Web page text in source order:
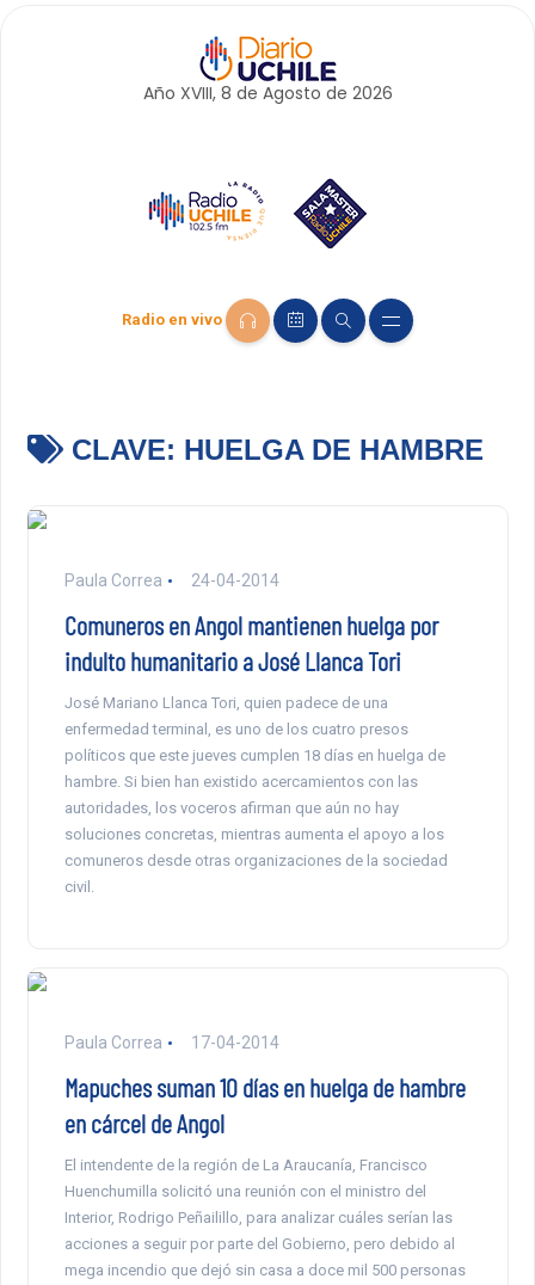
Año XVIII, 8 de Agosto de 2026
Radio en vivo
CLAVE: HUELGA DE HAMBRE
Paula Correa 24-04-2014
Comuneros en Angol mantienen huelga por
indulto humanitario a José Llanca Tori
José Mariano Llanca Tori, quien padece de una
enfermedad terminal, es uno de los cuatro presos
políticos que este jueves cumplen 18 días en huelga de
hambre. Si bien han existido acercamientos con las
autoridades, los voceros afirman que aún no hay
soluciones concretas, mientras aumenta el apoyo a los
comuneros desde otras organizaciones de la sociedad
civil.
Paula Correa 17-04-2014
Mapuches suman 10 días en huelga de hambre
en cárcel de Angol
El intendente de la región de La Araucanía, Francisco
Huenchumilla solicitó una reunión con el ministro del
Interior, Rodrigo Peñailillo, para analizar cuáles serían las
acciones a seguir por parte del Gobierno, pero debido al
mega incendio que dejó sin casa a doce mil 500 personas